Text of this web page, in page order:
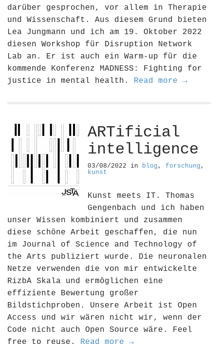
darüber gesprochen, vor allem in Therapie
und Wissenschaft. Aus diesem Grund bieten
Lea Jungmann und ich am 19. Oktober 2022
diesen Workshop für Disruption Network
Lab an. Er ist auch ein Warm-up für die
kommende Konferenz MADNESS: Fighting for
justice in mental health. Read more →
ARTificial
intelligence
03/08/2022 in blog , forschung ,
kunst
Kunst meets IT. Thomas
Gengenbach und ich haben
unser Wissen kombiniert und zusammen
diese schöne Arbeit geschaffen, die nun
im Journal of Science and Technology of
the Arts publiziert wurde. Die neuronalen
Netze verwenden die von mir entwickelte
RizbA Skala und ermöglichen eine
effiziente Bewertung großer
Bildstichproben. Unsere Arbeit ist Open
Access und wir wären nicht wir, wenn der
Code nicht auch Open Source wäre. Feel
free to reuse. Read more →